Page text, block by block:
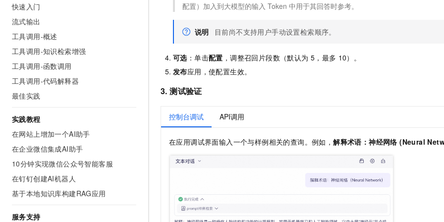
快速入门
流式输出
工具调用-概述
工具调用-知识检索增强
工具调用-函数调用
工具调用-代码解释器
最佳实践
实践教程
在网站上增加一个AI助手
在企业微信集成AI助手
10分钟实现微信公众号智能客服
在钉钉创建AI机器人
基于本地知识库构建RAG应用
服务支持
配置）加入到大模型的输入 Token 中用于其回答时参考。
说明 目前尚不支持用户手动设置检索顺序。
可选：单击配置 ，调整召回片段数（默认为 5，最多 10）。
发布应用，使配置生效。
3. 测试验证
控制台调试 API调用
在应用调试界面输入一个与样例相关的查询。例如，解释术语：神经网络 (Neural